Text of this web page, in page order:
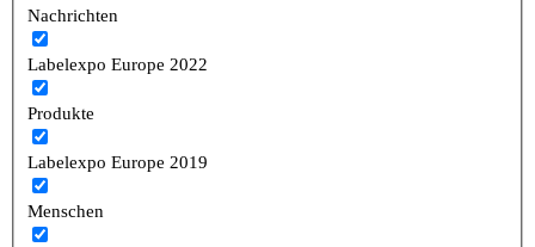
Nachrichten
Labelexpo Europe 2022
Produkte
Labelexpo Europe 2019
Menschen